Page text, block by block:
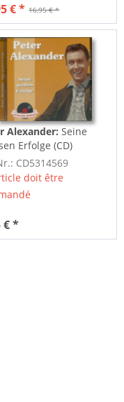
16,95 € *
€ *
Alexander: Seine
Erfolge (CD)
CD5314569
doit être
€ *